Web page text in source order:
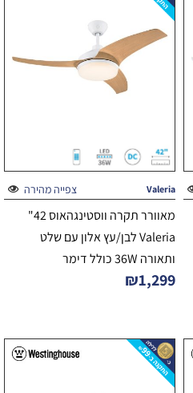
צפייה מהירה Valeria
מאוורר תקרה ווסטינגהאוס 42"
Valeria לבן/עץ אלון עם שלט
ותאורה 36W כולל דימר
₪1,299